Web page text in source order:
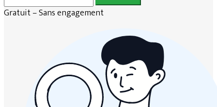
Gratuit – Sans engagement